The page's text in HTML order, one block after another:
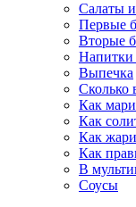
Салаты и
Первые
Вторые
Напитки
Выпечка
Сколько
Как
Как
Как
Как
В
Соусы